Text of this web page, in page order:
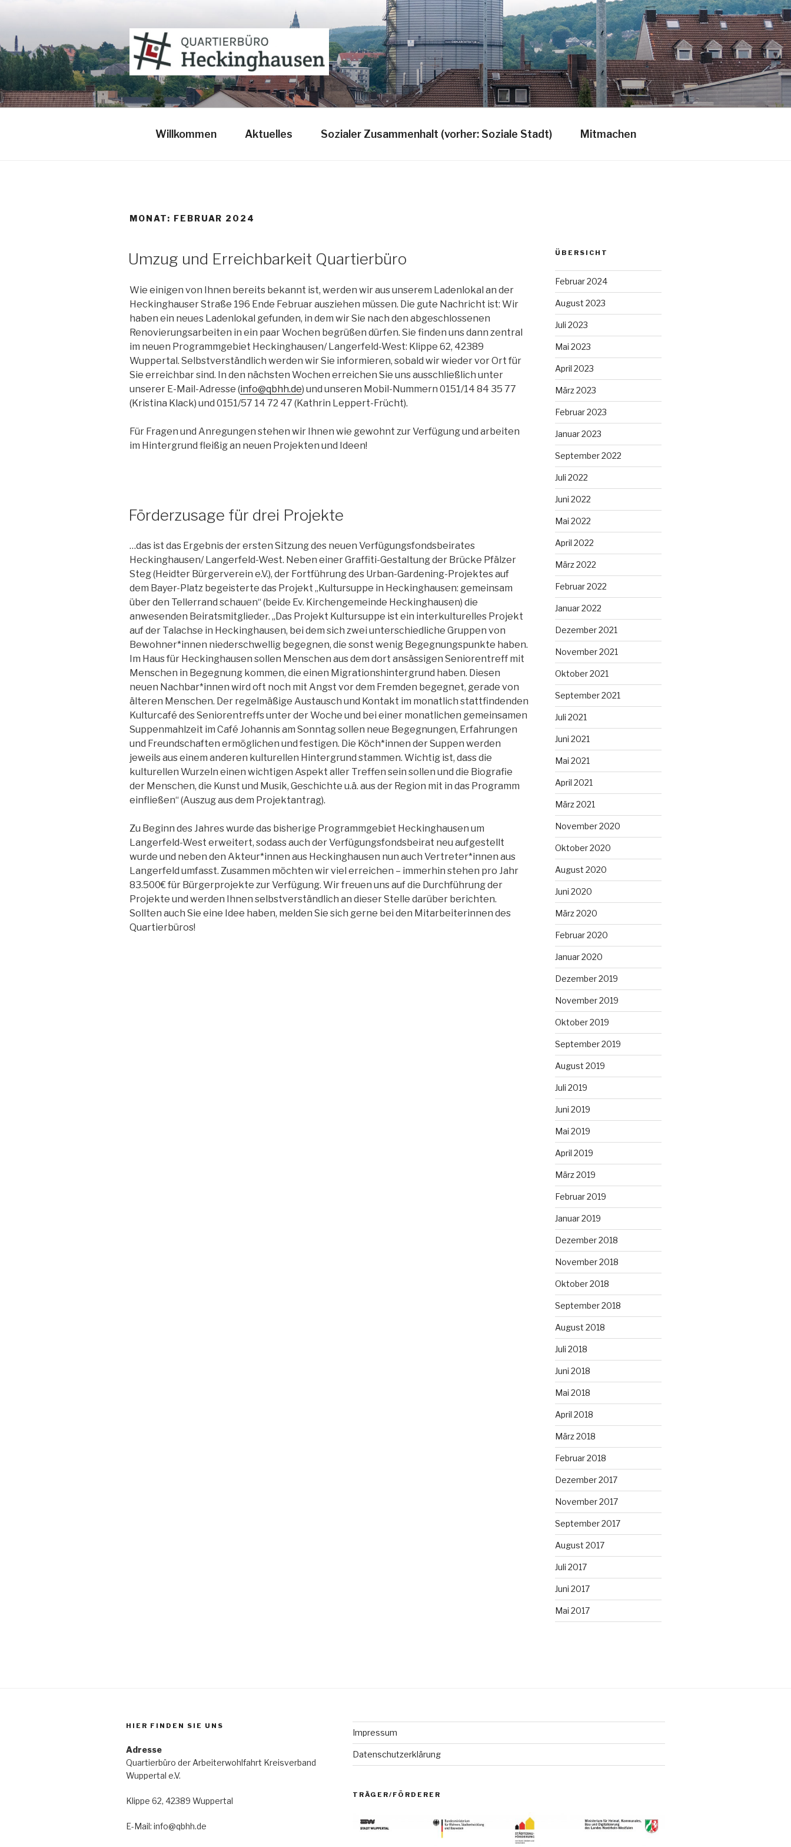
springen
QUARTIERBÜRO
Heckinghausen
Willkommen Aktuelles Sozialer Zusammenhalt (vorher: Soziale Stadt) Mitmachen
MONAT: FEBRUAR 2024
Umzug und Erreichbarkeit Quartierbüro
Wie einigen von Ihnen bereits bekannt ist, werden wir aus unserem Ladenlokal an der
Heckinghauser Straße 196 Ende Februar ausziehen müssen. Die gute Nachricht ist: Wir
haben ein neues Ladenlokal gefunden, in dem wir Sie nach den abgeschlossenen
Renovierungsarbeiten in ein paar Wochen begrüßen dürfen. Sie finden uns dann zentral
im neuen Programmgebiet Heckinghausen/ Langerfeld-West: Klippe 62, 42389
Wuppertal. Selbstverständlich werden wir Sie informieren, sobald wir wieder vor Ort für
Sie erreichbar sind. In den nächsten Wochen erreichen Sie uns ausschließlich unter
unserer E-Mail-Adresse (info@qbhh.de) und unseren Mobil-Nummern 0151/14 84 35 77
(Kristina Klack) und 0151/57 14 72 47 (Kathrin Leppert-Frücht).
Für Fragen und Anregungen stehen wir Ihnen wie gewohnt zur Verfügung und arbeiten
im Hintergrund fleißig an neuen Projekten und Ideen!
Förderzusage für drei Projekte
…das ist das Ergebnis der ersten Sitzung des neuen Verfügungsfondsbeirates
Heckinghausen/ Langerfeld-West. Neben einer Graffiti-Gestaltung der Brücke Pfälzer
Steg (Heidter Bürgerverein e.V.), der Fortführung des Urban-Gardening-Projektes auf
dem Bayer-Platz begeisterte das Projekt „Kultursuppe in Heckinghausen: gemeinsam
über den Tellerrand schauen“ (beide Ev. Kirchengemeinde Heckinghausen) die
anwesenden Beiratsmitglieder. „Das Projekt Kultursuppe ist ein interkulturelles Projekt
auf der Talachse in Heckinghausen, bei dem sich zwei unterschiedliche Gruppen von
Bewohner*innen niederschwellig begegnen, die sonst wenig Begegnungspunkte haben.
Im Haus für Heckinghausen sollen Menschen aus dem dort ansässigen Seniorentreff mit
Menschen in Begegnung kommen, die einen Migrationshintergrund haben. Diesen
neuen Nachbar*innen wird oft noch mit Angst vor dem Fremden begegnet, gerade von
älteren Menschen. Der regelmäßige Austausch und Kontakt im monatlich stattfindenden
Kulturcafé des Seniorentreffs unter der Woche und bei einer monatlichen gemeinsamen
Suppenmahlzeit im Café Johannis am Sonntag sollen neue Begegnungen, Erfahrungen
und Freundschaften ermöglichen und festigen. Die Köch*innen der Suppen werden
jeweils aus einem anderen kulturellen Hintergrund stammen. Wichtig ist, dass die
kulturellen Wurzeln einen wichtigen Aspekt aller Treffen sein sollen und die Biografie
der Menschen, die Kunst und Musik, Geschichte u.ä. aus der Region mit in das Programm
einfließen“ (Auszug aus dem Projektantrag).
Zu Beginn des Jahres wurde das bisherige Programmgebiet Heckinghausen um
Langerfeld-West erweitert, sodass auch der Verfügungsfondsbeirat neu aufgestellt
wurde und neben den Akteur*innen aus Heckinghausen nun auch Vertreter*innen aus
Langerfeld umfasst. Zusammen möchten wir viel erreichen – immerhin stehen pro Jahr
83.500€ für Bürgerprojekte zur Verfügung. Wir freuen uns auf die Durchführung der
Projekte und werden Ihnen selbstverständlich an dieser Stelle darüber berichten.
Sollten auch Sie eine Idee haben, melden Sie sich gerne bei den Mitarbeiterinnen des
Quartierbüros!
ÜBERSICHT
Februar 2024
August 2023
Juli 2023
Mai 2023
April 2023
März 2023
Februar 2023
Januar 2023
September 2022
Juli 2022
Juni 2022
Mai 2022
April 2022
März 2022
Februar 2022
Januar 2022
Dezember 2021
November 2021
Oktober 2021
September 2021
Juli 2021
Juni 2021
Mai 2021
April 2021
März 2021
November 2020
Oktober 2020
August 2020
Juni 2020
März 2020
Februar 2020
Januar 2020
Dezember 2019
November 2019
Oktober 2019
September 2019
August 2019
Juli 2019
Juni 2019
Mai 2019
April 2019
März 2019
Februar 2019
Januar 2019
Dezember 2018
November 2018
Oktober 2018
September 2018
August 2018
Juli 2018
Juni 2018
Mai 2018
April 2018
März 2018
Februar 2018
Dezember 2017
November 2017
September 2017
August 2017
Juli 2017
Juni 2017
Mai 2017
HIER FINDEN SIE UNS
Adresse
Quartierbüro der Arbeiterwohlfahrt Kreisverband
Wuppertal e.V.
Klippe 62, 42389 Wuppertal
E-Mail: info@qbhh.de
Impressum
Datenschutzerklärung
TRÄGER/FÖRDERER